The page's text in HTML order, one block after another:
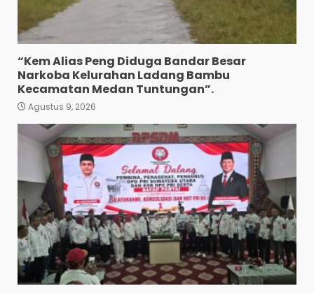
“Kem Alias Peng Diduga Bandar Besar
Narkoba Kelurahan Ladang Bambu
Kecamatan Medan Tuntungan”.
Agustus 9, 2026
3
Wujud Pelayanan Prima:
Kapolsek Pancurbatu
Kompol Junaidi SH Atur Lalin
Dan Seberangkan Pejalan
Kaki.
Agustus 8, 2026
Polresta Deliserdang
Musnahkan 1,2 Kilo Gram
Sabu-Sabu: Tiga Tersangka
Gagal Edarkan Ribuan Dosis
Narkoba”.